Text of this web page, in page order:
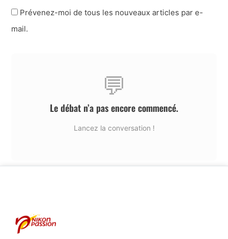
Prévenez-moi de tous les nouveaux articles par e-
mail.
💬
Le débat n’a pas encore commencé.
Lancez la conversation !